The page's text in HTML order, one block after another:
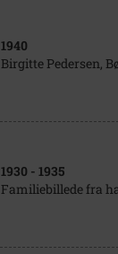
1940
Birgitte Pedersen,
1930 - 1935
Familiebillede fra